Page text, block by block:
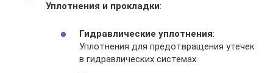
Уплотнения и прокладки:
Гидравлические уплотнения:
Уплотнения для предотвращения утечек
в гидравлических системах.